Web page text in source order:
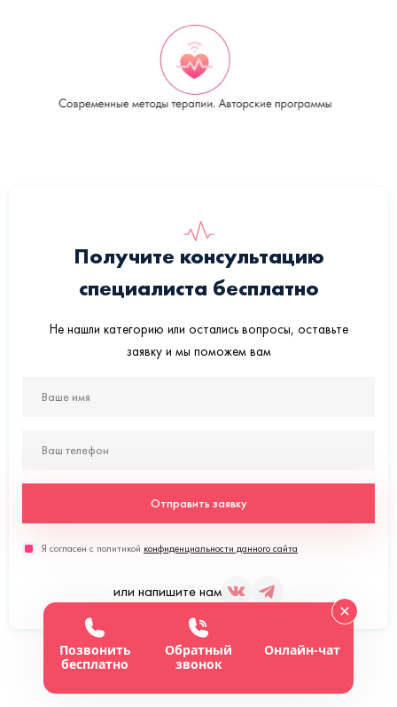
Получите консультацию
специалиста бесплатно
Не нашли категорию или остались вопросы, оставьте
заявку и мы поможем вам
Отправить заявку
Я согласен с политикой конфиденциальности данного сайта
или напишите нам
Позвонить
бесплатно
Обратный
звонок
Онлайн-чат